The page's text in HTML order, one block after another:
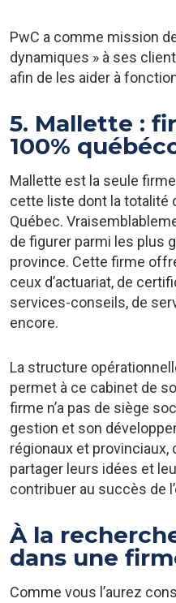
PwC a comme mission
dynamiques » à ses
afin de les aider à
5. Mallette :
100%
Mallette est la seule
cette liste dont la totalité
Québec.
de figurer parmi les plus
province. Cette firme
ceux d’actuariat, de
services-conseils, de
encore.
La structure
permet à ce cabinet de
firme n’a pas de siège
gestion et son
régionaux et
partager leurs idées et
contribuer au succès de
À la
dans une
Comme vous l’aurez